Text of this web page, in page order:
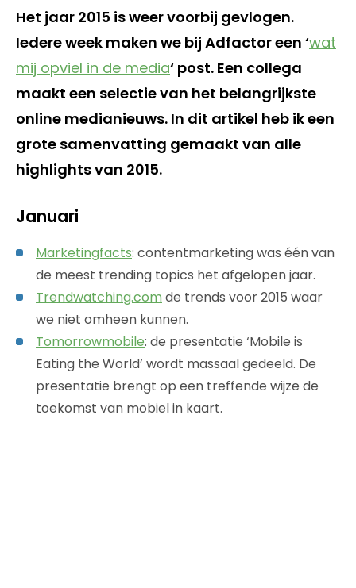
Het jaar 2015 is weer voorbij gevlogen.
Iedere week maken we bij Adfactor een ‘wat
mij opviel in de media‘ post. Een collega
maakt een selectie van het belangrijkste
online medianieuws. In dit artikel heb ik een
grote samenvatting gemaakt van alle
highlights van 2015.
Januari
Marketingfacts: contentmarketing was één van
de meest trending topics het afgelopen jaar.
Trendwatching.com de trends voor 2015 waar
we niet omheen kunnen.
Tomorrowmobile: de presentatie ‘Mobile is
Eating the World’ wordt massaal gedeeld. De
presentatie brengt op een treffende wijze de
toekomst van mobiel in kaart.